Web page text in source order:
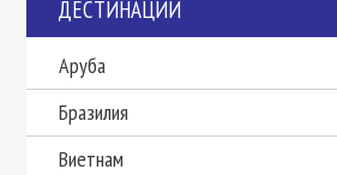
ДЕСТИНАЦИИ
Аруба
Бразилия
Виетнам